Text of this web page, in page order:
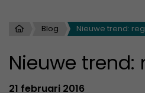
Blog Nieuwe trend:
Nieuwe
21 februari 2016